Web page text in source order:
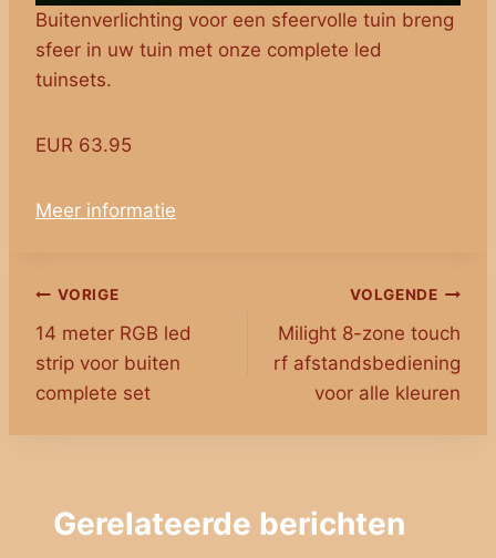
Buitenverlichting voor een sfeervolle tuin breng
sfeer in uw tuin met onze complete led
tuinsets.
EUR 63.95
Meer informatie
Bericht
navigatie
VORIGE
14 meter RGB led
strip voor buiten
complete set
VOLGENDE
Milight 8-zone touch
rf afstandsbediening
voor alle kleuren
Gerelateerde berichten